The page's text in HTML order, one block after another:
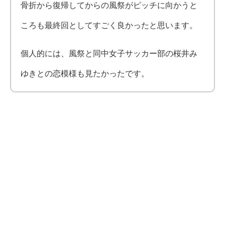
骨折から復帰してからの風祭がピッチに向かうと
ころも最終回としてすごく良かったと思います。
個人的には、風祭と同中女子サッカー部の桜井み
ゆきとの恋模様も見たかったです。